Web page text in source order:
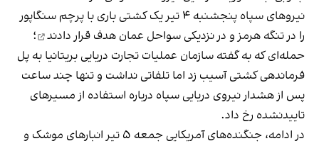
نیروهای سپاه پنجشنبه ۴ تیر یک کشتی باری با پرچم سنگاپور
را در تنگه هرمز و در نزدیکی سواحل عمان هدف قرار دادند
؛
حمله‌ای که به گفته سازمان عملیات تجارت دریایی بریتانیا به پل
فرماندهی کشتی آسیب زد اما تلفاتی نداشت و تنها چند ساعت
پس از هشدار نیروی دریایی سپاه درباره استفاده از مسیرهای
تاییدنشده رخ داد.
در ادامه، جنگنده‌های آمریکایی جمعه ۵ تیر انبارهای موشک و